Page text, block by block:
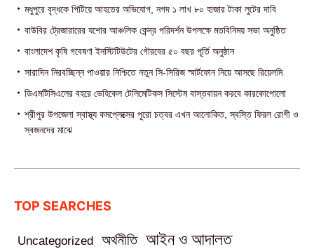
মধুপুরে বৃদ্ধকে পিটিয়ে আহতের অভিযোগ, নগদ ১ লাখ ৮০ হাজার টাকা লুটের দাবি
বাউবির ট্রেজারারের যশোর আঞ্চলিক কেন্দ্র পরিদর্শন উপলক্ষে মতবিনিময় সভা অনুষ্ঠিত
বাংলাদেশ কৃষি গবেষণা ইনস্টিটিউটের গৌরবের ৫০ বছর পূর্তি অনুষ্ঠান
সারাদিন নিরবচ্ছিন্ন পাওয়ার নিশ্চিতে নতুন সি-সিরিজ স্মার্টফোন নিয়ে আসছে রিয়েলমি
ডিএমটিসিএলের বহরে ভেহিকেল টেলিমেটিকস সিস্টেম বাস্তবায়ন করবে কারকোপোলো
শ্রীপুর উপজেলা স্বাস্থ্য কমপ্লেক্সের পুরো চত্বর এখন আলোকিত, স্বস্তি ফিরল রোগী ও
স্বজনদের মাঝে‎
TOP SEARCHES
Uncategorized অর্থনীতি আইন ও আদালত